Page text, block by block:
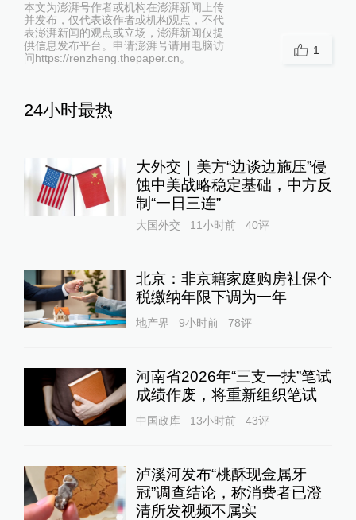
本文为澎湃号作者或机构在澎湃新闻上传
并发布，仅代表该作者或机构观点，不代
表澎湃新闻的观点或立场，澎湃新闻仅提
供信息发布平台。申请澎湃号请用电脑访
问https://renzheng.thepaper.cn。
1
24小时最热
大外交｜美方“边谈边施压”侵
蚀中美战略稳定基础，中方反
制“一日三连”
大国外交 11小时前 40评
北京：非京籍家庭购房社保个
税缴纳年限下调为一年
地产界 9小时前 78评
河南省2026年“三支一扶”笔试
成绩作废，将重新组织笔试
中国政库 13小时前 43评
泸溪河发布“桃酥现金属牙
冠”调查结论，称消费者已澄
清所发视频不属实